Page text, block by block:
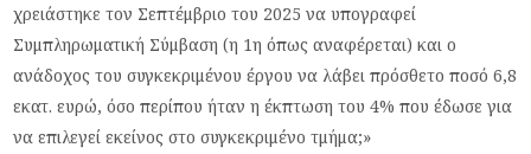
χρειάστηκε τον Σεπτέμβριο του 2025 να υπογραφεί
Συμπληρωματική Σύμβαση (η 1η όπως αναφέρεται) και ο
ανάδοχος του συγκεκριμένου έργου να λάβει πρόσθετο ποσό 6,8
εκατ. ευρώ, όσο περίπου ήταν η έκπτωση του 4% που έδωσε για
να επιλεγεί εκείνος στο συγκεκριμένο τμήμα;»